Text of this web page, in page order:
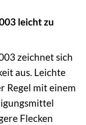
leicht zu
zeichnet sich
aus. Leichte
Regel mit einem
Flecken